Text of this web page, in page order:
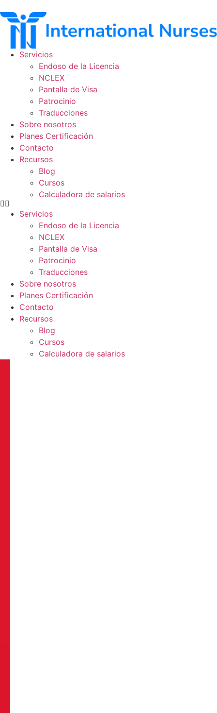
al
contenido
Servicios
Endoso de la Licencia
NCLEX
Pantalla de Visa
Patrocinio
Traducciones
Sobre nosotros
Planes Certificación
Contacto
Recursos
Blog
Cursos
Calculadora de salarios
Servicios
Endoso de la Licencia
NCLEX
Pantalla de Visa
Patrocinio
Traducciones
Sobre nosotros
Planes Certificación
Contacto
Recursos
Blog
Cursos
Calculadora de salarios